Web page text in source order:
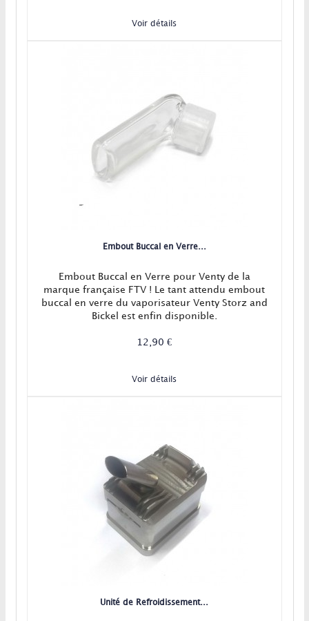
Voir détails
Embout Buccal en Verre...
Embout Buccal en Verre pour Venty de la
marque française FTV ! Le tant attendu embout
buccal en verre du vaporisateur Venty Storz and
Bickel est enfin disponible.
12,90 €
Voir détails
Unité de Refroidissement...